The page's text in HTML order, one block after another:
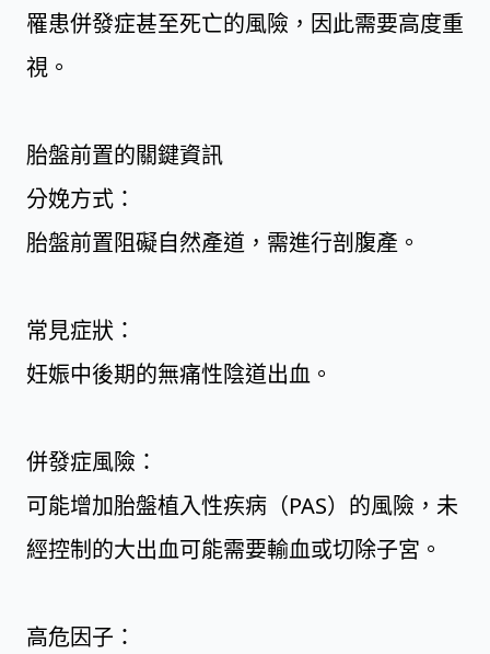
罹患併發症甚至死亡的風險，因此需要高度重
視。
胎盤前置的關鍵資訊
分娩方式：
胎盤前置阻礙自然產道，需進行剖腹產。
常見症狀：
妊娠中後期的無痛性陰道出血。
併發症風險：
可能增加胎盤植入性疾病（PAS）的風險，未
經控制的大出血可能需要輸血或切除子宮。
高危因子：